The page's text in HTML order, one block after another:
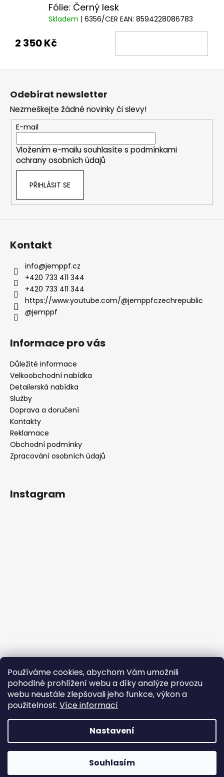
Používáme cookies, abychom Vám umožnili
pohodlné prohlížení webu a díky analýze provozu
webu neustále zlepšovali jeho funkce, výkon a
použitelnost. Více informací
Nastavení
Souhlasím
Fólie: Černý lesk
Skladem | 6356/CER EAN: 8594228086783
2 350 Kč
Odebírat newsletter
Nezmeškejte žádné novinky či slevy!
E-mail
Vložením e-mailu souhlasíte s podmínkami
ochrany osobních údajů
PŘIHLÁSIT SE
Kontakt
info@jemppf.cz
+420 733 411 344
+420 733 411 344
https://www.youtube.com/@jemppfczechrepublic
@jemppf
Informace pro vás
Důležité informace
Velkoobchodní nabídka
Detailerská nabídka
Služby
Doprava a doručení
Kontakty
Reklamace
Obchodní podmínky
Zpracování osobních údajů
Instagram
Sledovat na Instagramu
Facebook
JEM PPF. Všechna práva vyhrazena.